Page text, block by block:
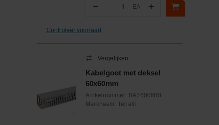
− Aantal
EA +
Controleer voorraad
Vergelijken
Kabelgoot met deksel
60x60mm
Artikelnummer: BA7600600
Merknaam: Tehalit